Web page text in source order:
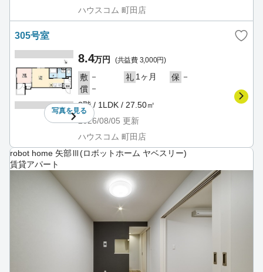
ハウスコム 町田店
305号室
写真を見る
8.4万円 (共益費 3,000円)
敷 － 礼 1ヶ月 保 －
償 －
3階 / 1LDK / 27.50㎡
2026/08/05 更新
ハウスコム 町田店
robot home 矢部Ⅲ(ロボットホーム ヤベスリー)
賃貸アパート